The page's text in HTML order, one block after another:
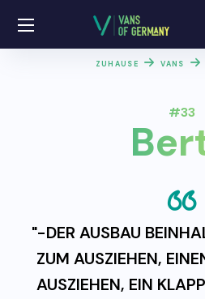
ZUHAUSE VANS
#33
"-DER AUSBAU
ZUM AUSZIEHEN,
AUSZIEHEN, EIN